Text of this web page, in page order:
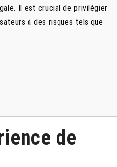
Il est crucial de privilégier
à des risques tels que
de